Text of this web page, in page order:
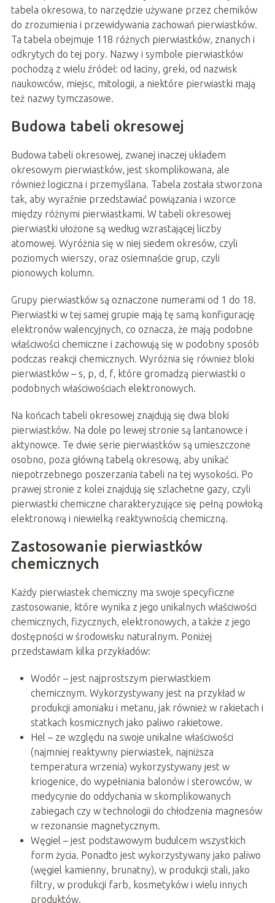
tabela okresowa, to narzędzie używane przez chemików
do zrozumienia i przewidywania zachowań pierwiastków.
Ta tabela obejmuje 118 różnych pierwiastków, znanych i
odkrytych do tej pory. Nazwy i symbole pierwiastków
pochodzą z wielu źródeł: od łaciny, greki, od nazwisk
naukowców, miejsc, mitologii, a niektóre pierwiastki mają
też nazwy tymczasowe.
Budowa tabeli okresowej
Budowa tabeli okresowej, zwanej inaczej układem
okresowym pierwiastków, jest skomplikowana, ale
również logiczna i przemyślana. Tabela została stworzona
tak, aby wyraźnie przedstawiać powiązania i wzorce
między różnymi pierwiastkami. W tabeli okresowej
pierwiastki ułożone są według wzrastającej liczby
atomowej. Wyróżnia się w niej siedem okresów, czyli
poziomych wierszy, oraz osiemnaście grup, czyli
pionowych kolumn.
Grupy pierwiastków są oznaczone numerami od 1 do 18.
Pierwiastki w tej samej grupie mają tę samą konfigurację
elektronów walencyjnych, co oznacza, że mają podobne
właściwości chemiczne i zachowują się w podobny sposób
podczas reakcji chemicznych. Wyróżnia się również bloki
pierwiastków – s, p, d, f, które gromadzą pierwiastki o
podobnych właściwościach elektronowych.
Na końcach tabeli okresowej znajdują się dwa bloki
pierwiastków. Na dole po lewej stronie są lantanowce i
aktynowce. Te dwie serie pierwiastków są umieszczone
osobno, poza główną tabelą okresową, aby unikać
niepotrzebnego poszerzania tabeli na tej wysokości. Po
prawej stronie z kolei znajdują się szlachetne gazy, czyli
pierwiastki chemiczne charakteryzujące się pełną powłoką
elektronową i niewielką reaktywnością chemiczną.
Zastosowanie pierwiastków
chemicznych
Każdy pierwiastek chemiczny ma swoje specyficzne
zastosowanie, które wynika z jego unikalnych właściwości
chemicznych, fizycznych, elektronowych, a także z jego
dostępności w środowisku naturalnym. Poniżej
przedstawiam kilka przykładów:
Wodór – jest najprostszym pierwiastkiem
chemicznym. Wykorzystywany jest na przykład w
produkcji amoniaku i metanu, jak również w rakietach i
statkach kosmicznych jako paliwo rakietowe.
Hel – ze względu na swoje unikalne właściwości
(najmniej reaktywny pierwiastek, najniższa
temperatura wrzenia) wykorzystywany jest w
kriogenice, do wypełniania balonów i sterowców, w
medycynie do oddychania w skomplikowanych
zabiegach czy w technologii do chłodzenia magnesów
w rezonansie magnetycznym.
Węgiel – jest podstawowym budulcem wszystkich
form życia. Ponadto jest wykorzystywany jako paliwo
(węgiel kamienny, brunatny), w produkcji stali, jako
filtry, w produkcji farb, kosmetyków i wielu innych
produktów.